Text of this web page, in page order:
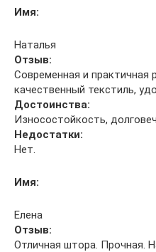
Имя:
Наталья
Отзыв:
Современная и практичная
качественный текстиль,
Достоинства:
Износостойкость,
Недостатки:
Нет.
Имя:
Елена
Отзыв:
Отличная штора. Прочная.